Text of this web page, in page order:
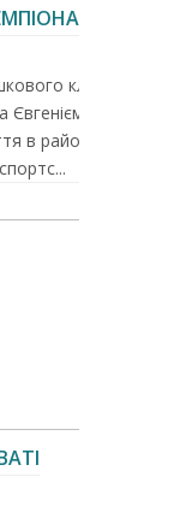
клубу
Євгенієм
в районі